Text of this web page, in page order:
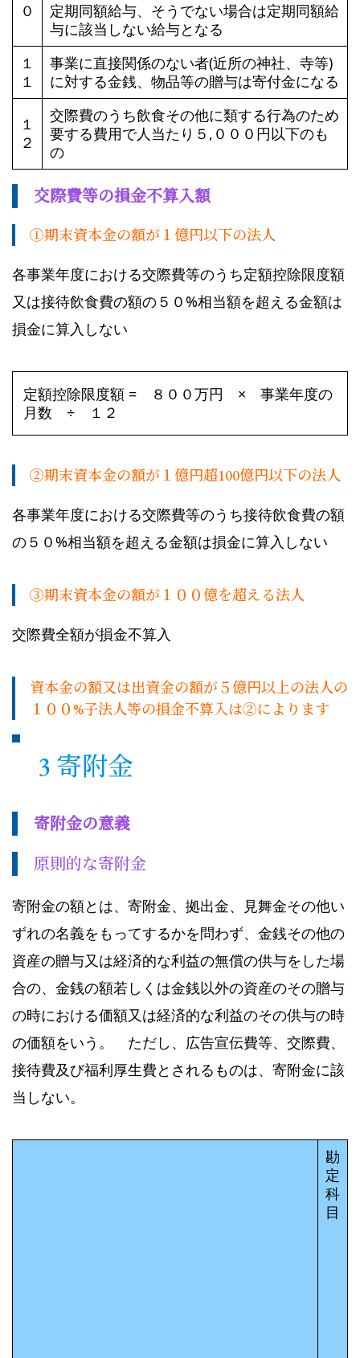
０
定期同額給与、そうでない場合は定期同額給
与に該当しない給与となる
１
１
事業に直接関係のない者(近所の神社、寺等)
に対する金銭、物品等の贈与は寄付金になる
１
２
交際費のうち飲食その他に類する行為のため
要する費用で人当たり５,０００円以下のも
の
交際費等の損金不算入額
①期末資本金の額が１億円以下の法人
各事業年度における交際費等のうち定額控除限度額
又は接待飲食費の額の５０%相当額を超える金額は
損金に算入しない
定額控除限度額 = ８００万円 × 事業年度の
月数 ÷ １２
➁期末資本金の額が１億円超100億円以下の法人
各事業年度における交際費等のうち接待飲食費の額
の５０%相当額を超える金額は損金に算入しない
➂期末資本金の額が１００億を超える法人
交際費全額が損金不算入
資本金の額又は出資金の額が５億円以上の法人の
１００%子法人等の損金不算入は➁によります
3 寄附金
寄附金の意義
原則的な寄附金
寄附金の額とは、寄附金、拠出金、見舞金その他い
ずれの名義をもってするかを問わず、金銭その他の
資産の贈与又は経済的な利益の無償の供与をした場
合の、金銭の額若しくは金銭以外の資産のその贈与
の時における価額又は経済的な利益のその供与の時
の価額をいう。 ただし、広告宣伝費等、交際費、
接待費及び福利厚生費とされるものは、寄附金に該
当しない。
勘
定
科
目